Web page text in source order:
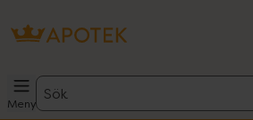
Meny
Sök